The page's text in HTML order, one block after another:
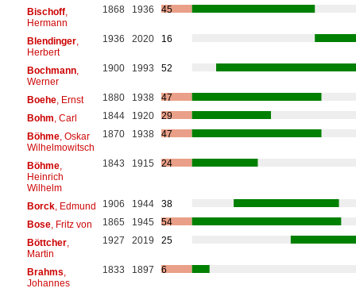
Bischoff,
Hermann
1868 1936 45
Blendinger,
Herbert
1936 2020 16
Bochmann,
Werner
1900 1993 52
Boehe, Ernst 1880 1938
47
Bohm , Carl 1844 1920
29
Böhme, Oskar
Wilhelmowitsch
1870 1938 47
Böhme,
Heinrich
Wilhelm
1843 1915 24
Borck, Edmund 1906 1944
38
Bose, Fritz von 1865 1945
54
Böttcher,
Martin
1927 2019 25
Brahms
Johannes
1833 1897 6